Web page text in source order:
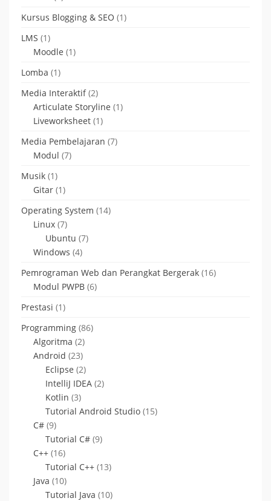
Kursus Blogging & SEO (1)
LMS (1)
Moodle (1)
Lomba (1)
Media Interaktif(2)
Articulate Storyline (1)
Liveworksheet (1)
Media Pembelajaran (7)
Modul (7)
Musik (1)
Gitar (1)
Operating System (14)
Linux (7)
Ubuntu (7)
Windows (4)
Pemrograman Web dan Perangkat Bergerak (16)
Modul PWPB (6)
Prestasi (1)
Programming (86)
Algoritma (2)
Android (23)
Eclipse (2)
IntelliJ IDEA (2)
Kotlin (3)
Tutorial Android Studio (15)
C# (9)
Tutorial C# (9)
C++ (16)
Tutorial C++ (13)
Java (10)
Tutorial Java (10)